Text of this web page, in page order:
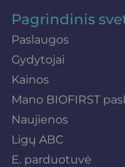
Pagrindinis
Paslaugos
Gydytojai
Kainos
Mano BIOFIRST
Naujienos
Ligų ABC
E. parduotuvė